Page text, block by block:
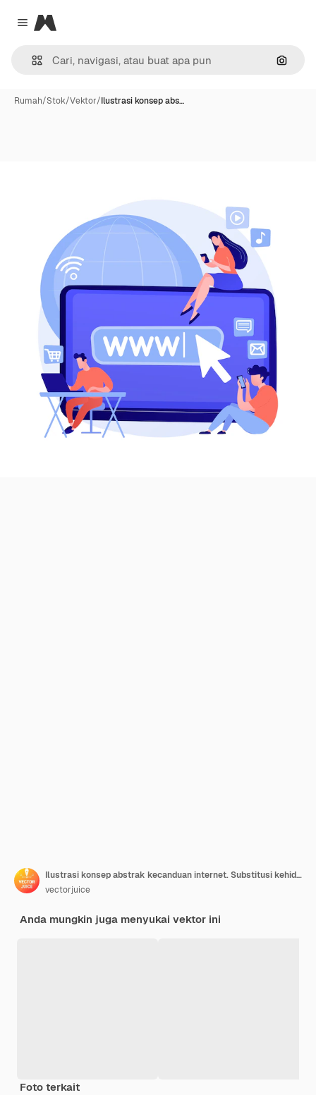
Close menu
Magnific
Rumah/Stok/Vektor/Ilustrasi konsep abs…
Ilustrasi konsep abstrak kecanduan internet. Substitusi kehidupan nyata, gangguan hidup online, kecanduan web, perilaku adiktif digital, penggunaan internet berlebihan, metafora abstrak media sosial.
vectorjuice
Anda mungkin juga menyukai vektor ini
Foto terkait